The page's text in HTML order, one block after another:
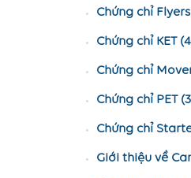
Chứng chỉ
Chứng chỉ KET
Chứng chỉ
Chứng chỉ PET
Chứng chỉ
Giới thiệu về